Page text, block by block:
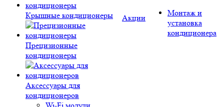
Крышные кондиционеры
Прецизионные
кондиционеры
Аксессуары для
кондиционеров
Акции
Монтаж и
установка
кондиционера